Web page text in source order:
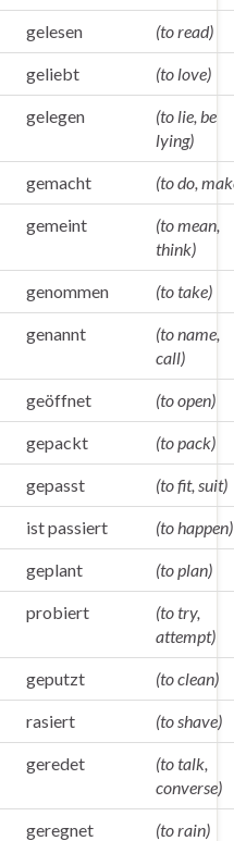
gelesen (to read)
geliebt (to love)
gelegen
(to lie, be
lying)
gemacht (to do,
gemeint
(to mean,
think)
genommen (to take)
genannt
(to name,
call)
geöffnet (to open)
gepackt (to pack)
gepasst (to fit, suit)
ist passiert (to happen)
geplant (to plan)
probiert
(to try,
attempt)
geputzt (to clean)
rasiert (to shave)
geredet
(to talk,
converse)
geregnet (to rain)